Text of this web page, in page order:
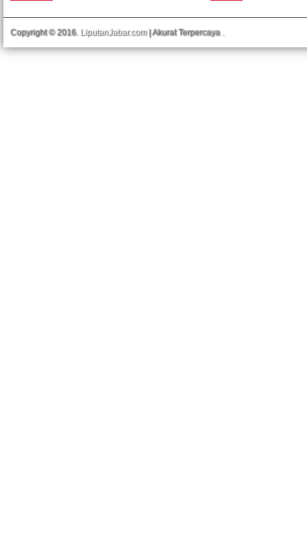
Copyright © 2016. LiputanJabar.com| Akurat Terpercaya